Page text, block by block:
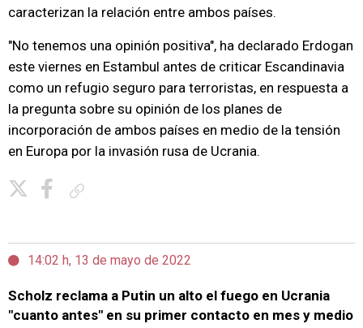
caracterizan la relación entre ambos países.
"No tenemos una opinión positiva", ha declarado Erdogan
este viernes en Estambul antes de criticar Escandinavia
como un refugio seguro para terroristas, en respuesta a
la pregunta sobre su opinión de los planes de
incorporación de ambos países en medio de la tensión
en Europa por la invasión rusa de Ucrania.
14:02 h, 13 de mayo de 2022
Scholz reclama a Putin un alto el fuego en Ucrania
"cuanto antes" en su primer contacto en mes y medio